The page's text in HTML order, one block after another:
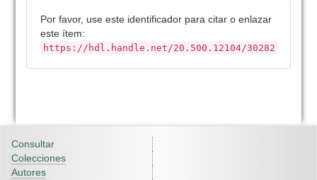
Por favor, use este identificador para citar o enlazar
este ítem:
https://hdl.handle.net/20.500.12104/30282
Consultar
Colecciones
Autores